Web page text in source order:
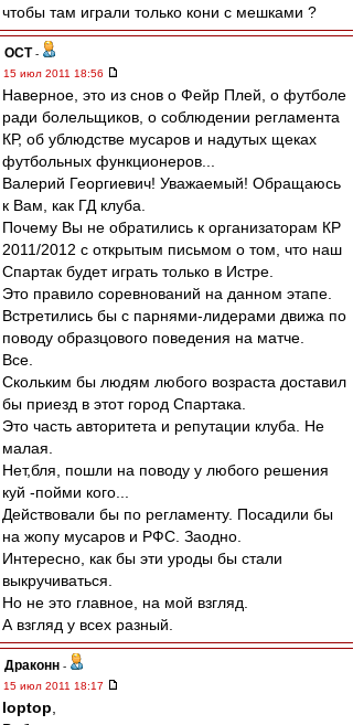
чтобы там играли только кони с мешками ?
ОСТ -
15 июл 2011 18:56
Наверное, это из снов о Фейр Плей, о футболе
ради болельщиков, о соблюдении регламента
КР, об ублюдстве мусаров и надутых щеках
футбольных функционеров...
Валерий Георгиевич! Уважаемый! Обращаюсь
к Вам, как ГД клуба.
Почему Вы не обратились к организаторам КР
2011/2012 с открытым письмом о том, что наш
Спартак будет играть только в Истре.
Это правило соревнований на данном этапе.
Встретились бы с парнями-лидерами движа по
поводу образцового поведения на матче.
Все.
Скольким бы людям любого возраста доставил
бы приезд в этот город Спартака.
Это часть авторитета и репутации клуба. Не
малая.
Нет,бля, пошли на поводу у любого решения
куй -пойми кого...
Действовали бы по регламенту. Посадили бы
на жопу мусаров и РФС. Заодно.
Интересно, как бы эти уроды бы стали
выкручиваться.
Но не это главное, на мой взгляд.
А взгляд у всех разный.
Драконн -
15 июл 2011 18:17
loptop